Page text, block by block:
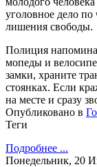
уголовное дело
лишения свободы.
Полиция
мопеды и
замки, храните
стоянках. Если
на месте и сразу
Опубликовано в
Теги
Подробнее ...
Понедельник, 20